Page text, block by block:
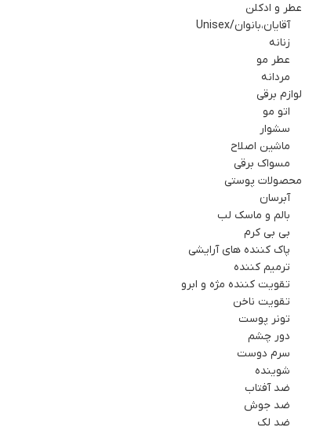
عطر و ادکلن
آقایان،بانوان/Unisex
زنانه
عطر مو
مردانه
لوازم برقي
اتو مو
سشوار
ماشین اصلاح
مسواک برقی
محصولات پوستی
آبرسان
بالم و ماسک لب
بی بی کرم
پاک کننده های آرایشی
ترمیم کننده
تقویت کننده مژه و ابرو
تقویت ناخن
تونر پوست
دور چشم
سرم دوست
شوینده
ضد آفتاب
ضد جوش
ضد لک